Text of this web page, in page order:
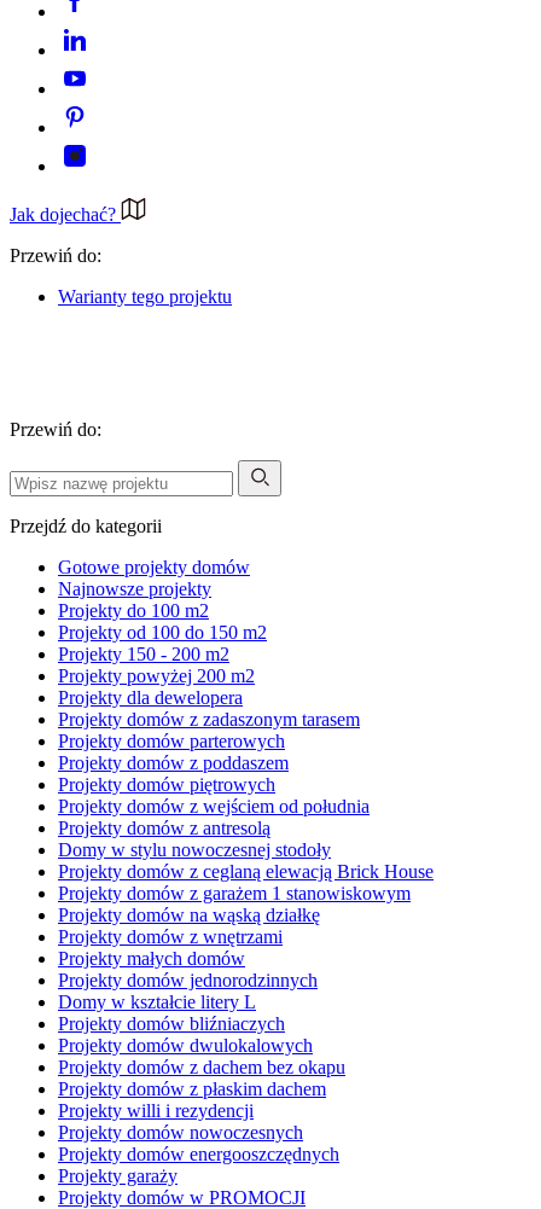
Jak dojechać?
Przewiń do:
Warianty tego projektu
Przewiń do:
Przejdź do kategorii
Gotowe projekty domów
Najnowsze projekty
Projekty do 100 m2
Projekty od 100 do 150 m2
Projekty 150 - 200 m2
Projekty powyżej 200 m2
Projekty dla dewelopera
Projekty domów z zadaszonym tarasem
Projekty domów parterowych
Projekty domów z poddaszem
Projekty domów piętrowych
Projekty domów z wejściem od południa
Projekty domów z antresolą
Domy w stylu nowoczesnej stodoły
Projekty domów z ceglaną elewacją Brick House
Projekty domów z garażem 1 stanowiskowym
Projekty domów na wąską działkę
Projekty domów z wnętrzami
Projekty małych domów
Projekty domów jednorodzinnych
Domy w kształcie litery L
Projekty domów bliźniaczych
Projekty domów dwulokalowych
Projekty domów z dachem bez okapu
Projekty domów z płaskim dachem
Projekty willi i rezydencji
Projekty domów nowoczesnych
Projekty domów energooszczędnych
Projekty garaży
Projekty domów w PROMOCJI